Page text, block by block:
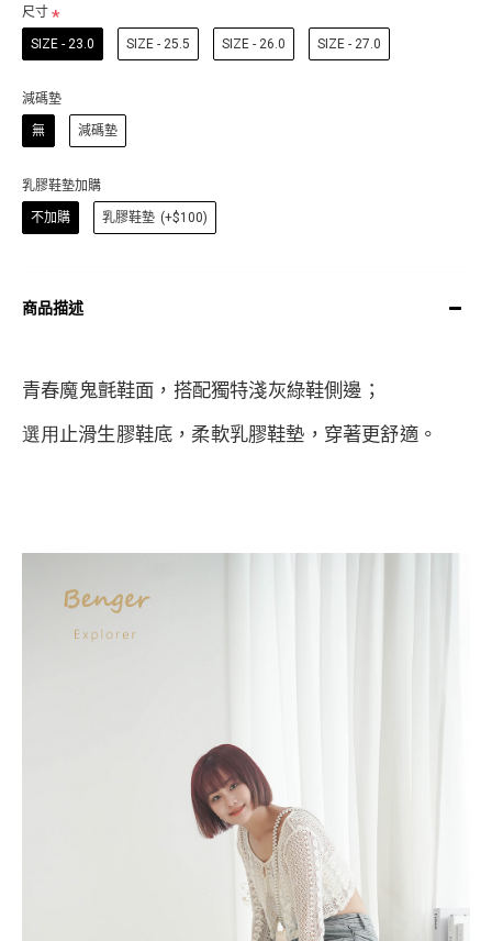
尺寸
SIZE - 23.0 SIZE - 25.5 SIZE - 26.0 SIZE - 27.0
減碼墊
無 減碼墊
乳膠鞋墊加購
不加購 乳膠鞋墊 (+$100)
商品描述
青春魔鬼氈鞋面，搭配獨特淺灰綠鞋側邊；
選用止滑生膠鞋底， 柔軟乳膠鞋墊， 穿著更舒適。